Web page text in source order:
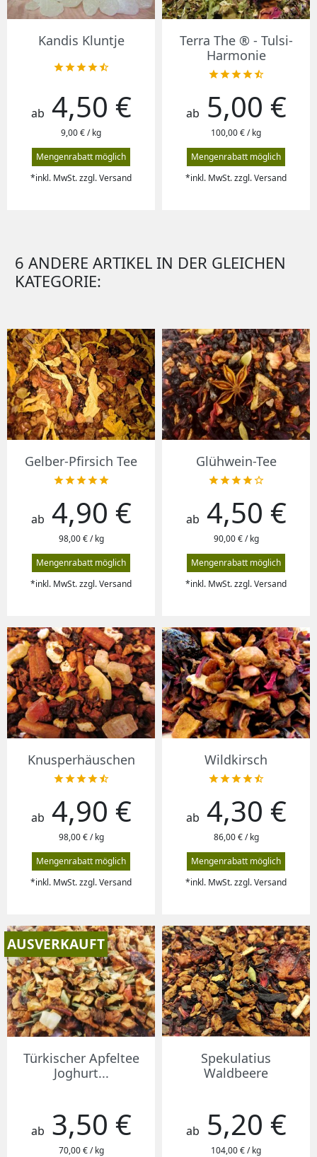
Kandis Kluntje

Preis
ab 4,50 €
9,00 € / kg
Mengenrabatt möglich
*inkl. MwSt. zzgl. Versand
Terra The ® - Tulsi-
Harmonie

Preis
ab 5,00 €
100,00 € / kg
Mengenrabatt möglich
*inkl. MwSt. zzgl. Versand
6 ANDERE ARTIKEL IN DER GLEICHEN
KATEGORIE:
Gelber-Pfirsich Tee

Preis
ab 4,90 €
98,00 € / kg
Mengenrabatt möglich
*inkl. MwSt. zzgl. Versand
Glühwein-Tee

Preis
ab 4,50 €
90,00 € / kg
Mengenrabatt möglich
*inkl. MwSt. zzgl. Versand
Knusperhäuschen

Preis
ab 4,90 €
98,00 € / kg
Mengenrabatt möglich
*inkl. MwSt. zzgl. Versand
Wildkirsch

Preis
ab 4,30 €
86,00 € / kg
Mengenrabatt möglich
*inkl. MwSt. zzgl. Versand
Türkischer Apfeltee
Joghurt...
Preis
ab 3,50 €
70,00 € / kg
AUSVERKAUFT
Spekulatius
Waldbeere
Preis
ab 5,20 €
104,00 € / kg